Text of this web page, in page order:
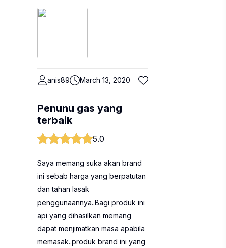
anis89 March 13, 2020
Penunu gas yang
terbaik
5.0
Saya memang suka akan brand
ini sebab harga yang berpatutan
dan tahan lasak
penggunaannya..Bagi produk ini
api yang dihasilkan memang
dapat menjimatkan masa apabila
memasak..produk brand ini yang